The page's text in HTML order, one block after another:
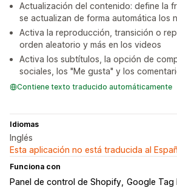
Actualización del contenido: define la
se actualizan de forma automática los
Activa la reproducción, transición o
orden aleatorio y más en los videos
Activa los subtítulos, la opción de
sociales, los "Me gusta" y los
Contiene texto traducido automáticamente
Idiomas
Inglés
Esta aplicación no está traducida al
Funciona con
Panel de control de Shopify Google Tag